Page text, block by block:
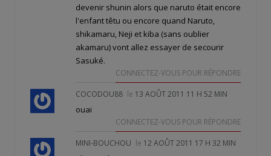
devenir shunin alors que naruto était encore
l'enfant têtu ou encore quand Naruto,
shikamaru, Neji et kiba (sans oublier
akamaru) vont allez essayer de secourir
Sasuké.
CONNECTEZ-VOUS POUR RÉPONDRE
COCODOU88 le 13 AOÛT 2011 11 H 52 MIN
ouai
CONNECTEZ-VOUS POUR RÉPONDRE
MINI-BOUCHOU le 12 AOÛT 2011 17 H 32 MIN